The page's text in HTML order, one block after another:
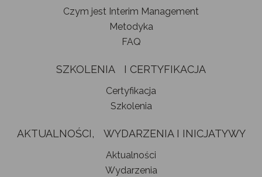
Czym jest Interim Management
Metodyka
FAQ
SZKOLENIA I CERTYFIKACJA
Certyfikacja
Szkolenia
AKTUALNOŚCI, WYDARZENIA I INICJATYWY
Aktualności
Wydarzenia